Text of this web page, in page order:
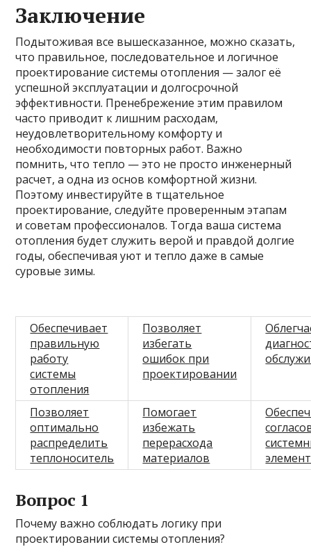
Заключение
Подытоживая все вышесказанное, можно сказать,
что правильное, последовательное и логичное
проектирование системы отопления — залог её
успешной эксплуатации и долгосрочной
эффективности. Пренебрежение этим правилом
часто приводит к лишним расходам,
неудовлетворительному комфорту и
необходимости повторных работ. Важно
помнить, что тепло — это не просто инженерный
расчет, а одна из основ комфортной жизни.
Поэтому инвестируйте в тщательное
проектирование, следуйте проверенным этапам
и советам профессионалов. Тогда ваша система
отопления будет служить верой и правдой долгие
годы, обеспечивая уют и тепло даже в самые
суровые зимы.
Обеспечивает
правильную
работу
системы
отопления
Позволяет
избегать
ошибок при
проектировании
Позволяет
оптимально
распределить
теплоноситель
Помогает
избежать
перерасхода
материалов
Вопрос 1
Почему важно соблюдать логику при
проектировании системы отопления?